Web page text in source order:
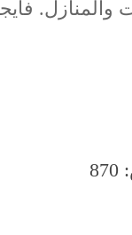
والمنازل.